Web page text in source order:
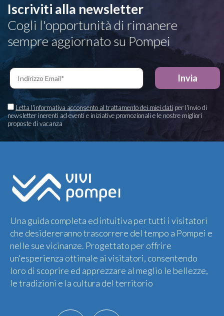
Iscriviti alla newsletter
Cogli l'opportunità di rimanere
sempre aggiornato su Pompei
Letta l'informativa acconsento al trattamento dei miei dati per l'invio di
newsletter inerenti ad eventi e iniziative promozionali e le nostre migliori
proposte di vacanza
Una guida completa ed intuitiva per tutti i visitatori
che desidereranno trascorrere del tempo a Pompei e
nelle sue vicinanze. Progettato per offrire
un'esperienza ottimale ai visitatori, consentendo
loro di scoprire ed apprezzare al meglio le bellezze,
le tradizioni e la cultura del territorio